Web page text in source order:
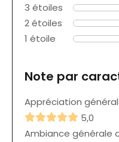
3 étoiles
2 étoiles
1 étoile
Note par
Appréciation
5,0
Ambiance générale